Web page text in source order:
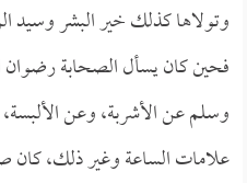
وتولاها كذلك خير البشر وسيد
فحين كان يسأل الصحابة رضوان
وسلم عن الأشربة، وعن
علامات الساعة وغير ذلك، كان